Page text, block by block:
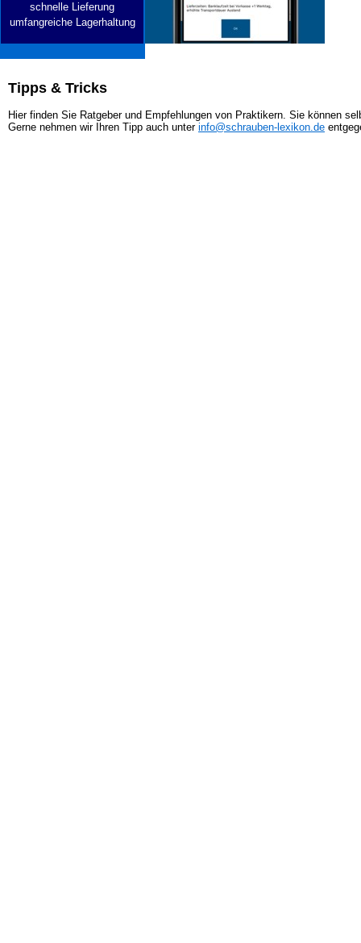
schnelle Lieferung
umfangreiche Lagerhaltung
Tipps & Tricks
Hier finden Sie Ratgeber und Empfehlungen von Praktikern. Sie können
Gerne nehmen wir Ihren Tipp auch unter info@schrauben-lexikon.de